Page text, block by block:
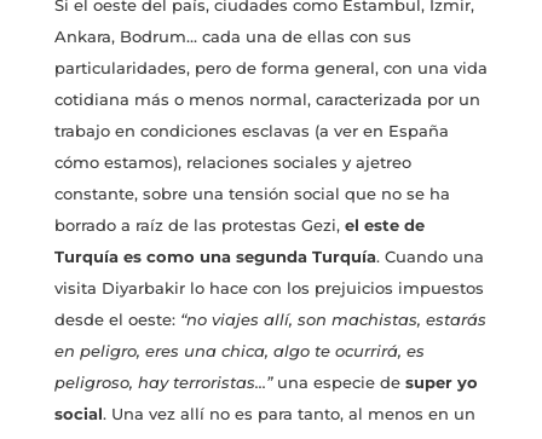
Si el oeste del país, ciudades como Estambul, Izmir,
Ankara, Bodrum… cada una de ellas con sus
particularidades, pero de forma general, con una vida
cotidiana más o menos normal, caracterizada por un
trabajo en condiciones esclavas (a ver en España
cómo estamos), relaciones sociales y ajetreo
constante, sobre una tensión social que no se ha
borrado a raíz de las protestas Gezi, el este de
Turquía es como una segunda Turquía. Cuando una
visita Diyarbakir lo hace con los prejuicios impuestos
desde el oeste: “no viajes allí, son machistas, estarás
en peligro, eres una chica, algo te ocurrirá, es
peligroso, hay terroristas…”una especie de super yo
social. Una vez allí no es para tanto, al menos en un